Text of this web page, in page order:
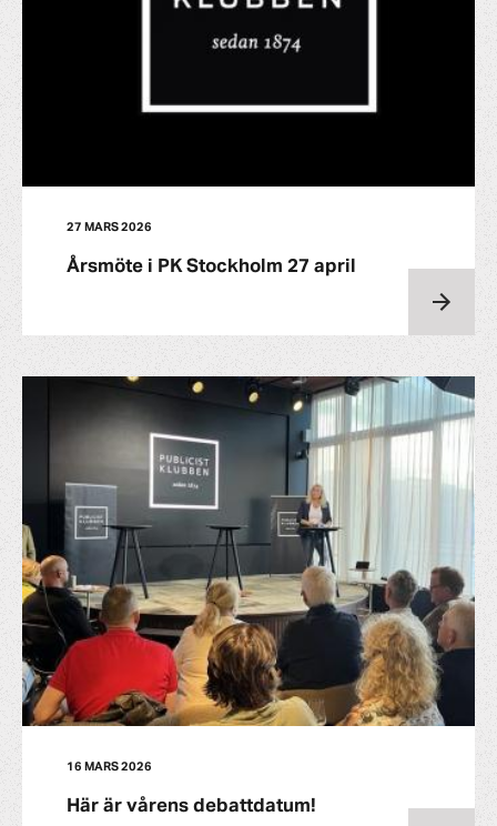
27 MARS 2026
Årsmöte i PK Stockholm 27 april
16 MARS 2026
Här är vårens debattdatum!